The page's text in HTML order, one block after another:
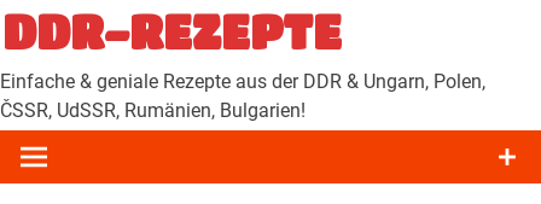
Zum
Inhalt
springen
DDR-REZEPTE
Einfache & geniale Rezepte aus der DDR & Ungarn, Polen,
ČSSR, UdSSR, Rumänien, Bulgarien!